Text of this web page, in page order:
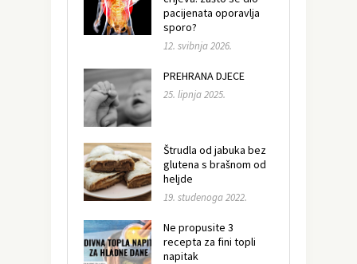
pacijenata oporavlja
sporo?
12. svibnja 2026.
PREHRANA DJECE
25. lipnja 2025.
Štrudla od jabuka bez
glutena s brašnom od
heljde
19. studenoga 2022.
Ne propusite 3
recepta za fini topli
napitak